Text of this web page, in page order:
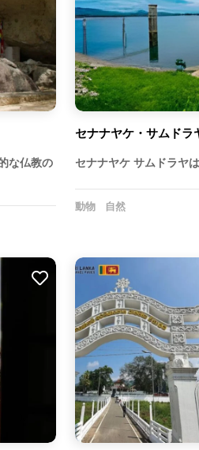
な仏教の
セナナヤケ・サムドラ
セナナヤケ サムドラヤ
動物 自然